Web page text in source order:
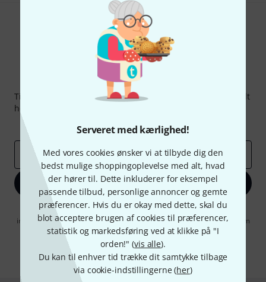
Serveret med kærlighed!
Med vores cookies ønsker vi at tilbyde dig den
bedst mulige shoppingoplevelse med alt, hvad
der hører til. Dette inkluderer for eksempel
passende tilbud, personlige annoncer og gemte
præferencer. Hvis du er okay med dette, skal du
blot acceptere brugen af cookies til præferencer,
statistik og markedsføring ved at klikke på "I
orden!" (vis alle).
Du kan til enhver tid trække dit samtykke tilbage
via cookie-indstillingerne (her)
Thomann Newsletter
Tilmeld dig Thomann Nyhedsbrevet på engelsk og med lidt
held kan du vinde en af
Inspirerende bidrag
Tilbud Thomann-indsigter
Email adresse*
Tilmeld dig nu
Når jeg klikker på "Tilmeld dig nu", erklærer jeg mig samtidig
indforstået med at modtage e-mail-reklame. Dette tilsagn kan når som
helst trækkes tilbage. Find yderligere informationer i vores
informationer om databeskyttelse
* Obligatorisk felt